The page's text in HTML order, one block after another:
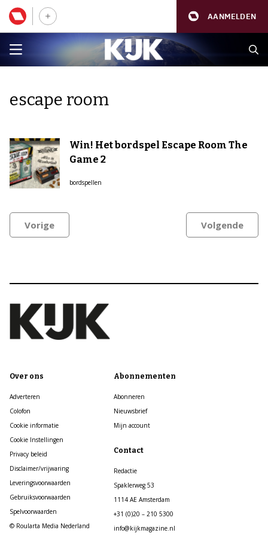
AANMELDEN
escape room
Win! Het bordspel Escape Room The
Game 2
bordspellen
Vorige Volgende
Over ons
Adverteren
Colofon
Cookie informatie
Cookie Instellingen
Privacy beleid
Disclaimer/vrijwaring
Leveringsvoorwaarden
Gebruiksvoorwaarden
Spelvoorwaarden
© Roularta Media Nederland
Abonnementen
Abonneren
Nieuwsbrief
Mijn account
Contact
Redactie
Spaklerweg 53
1114 AE Amsterdam
+31 (0)20 – 210 5300
info@kijkmagazine.nl